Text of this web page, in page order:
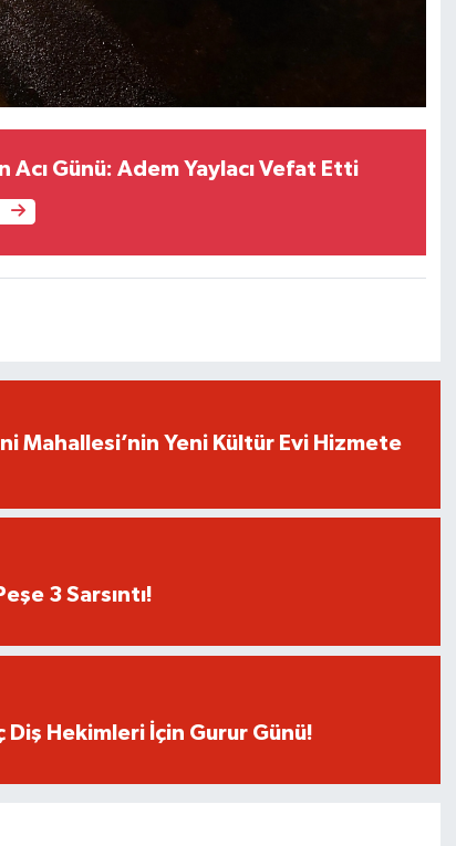
Acı Günü: Adem Yaylacı Vefat Etti
Mahallesi’nin Yeni Kültür Evi Hizmete
3 Sarsıntı!
Diş Hekimleri İçin Gurur Günü!